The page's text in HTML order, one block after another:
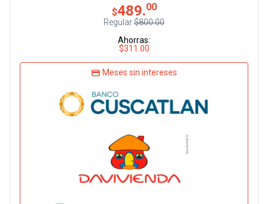
$489.00
Regular$800.00
Ahorras:
$311.00
Meses sin intereses